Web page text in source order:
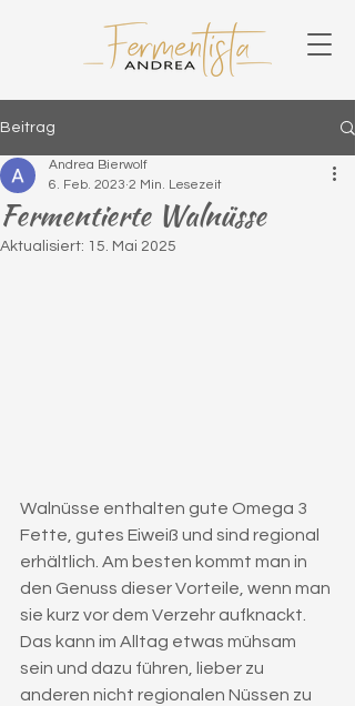
Beitrag
Fermentierte Walnüsse
Andrea Bierwolf
6. Feb. 2023 2 Min. Lesezeit
Aktualisiert: 15. Mai 2025
Walnüsse enthalten gute Omega 3
Fette, gutes Eiweiß und sind regional
erhältlich. Am besten kommt man in
den Genuss dieser Vorteile, wenn man
sie kurz vor dem Verzehr aufknackt.
Das kann im Alltag etwas mühsam
sein und dazu führen, lieber zu
anderen nicht regionalen Nüssen zu